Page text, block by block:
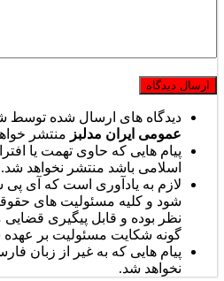
دیدگاه های ارسال شده توسط
عمومی ایران مدلبز منتشر
پیام هایی که حاوی تهمت یا
اسلامی باشد منتشر نخواهد شد.
لازم به یادآوری است که آی
شود و کلیه مسئولیت های
نظر بوده و قابل پیگیری
گونه شکایت مسئولیت بر
پیام هایی که به غیر از زبان
نخواهد شد.